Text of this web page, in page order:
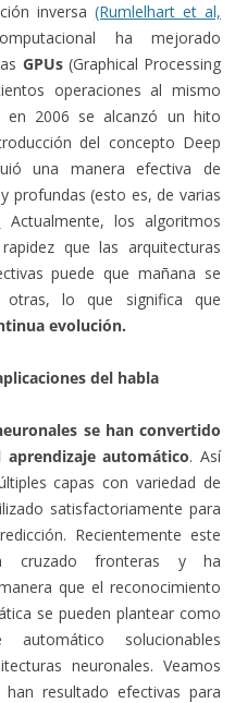
inversa (Rumlelhart et al,
ha mejorado
GPUs(Graphical Processing
operaciones al mismo
2006 se alcanzó un hito
del concepto Deep
una manera efectiva de
profundas (esto es, de varias
Actualmente, los algoritmos
que las arquitecturas
puede que mañana se
otras, lo que significa que
evolución.
del habla
se han convertido
automático. Así
capas con variedad de
satisfactoriamente para
Recientemente este
cruzado fronteras y ha
que el reconocimiento
se pueden plantear como
solucionables
neuronales. Veamos
han resultado efectivas para